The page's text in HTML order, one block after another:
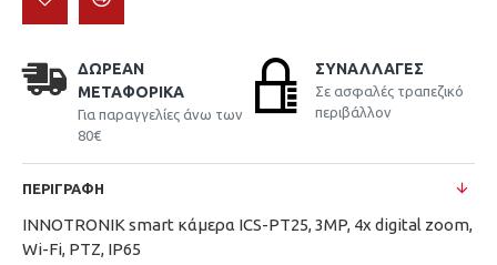
ΔΩΡΕΆΝ
ΜΕΤΑΦΟΡΙΚΆ
Για παραγγελίες άνω των
80€
ΣΥΝΑΛΛΑΓΈΣ
Σε ασφαλές τραπεζικό
περιβάλλον
ΠΕΡΙΓΡΑΦΉ
INNOTRONIK smart κάμερα ICS-PT25, 3MP, 4x digital zoom,
Wi-Fi, PTZ, IP65